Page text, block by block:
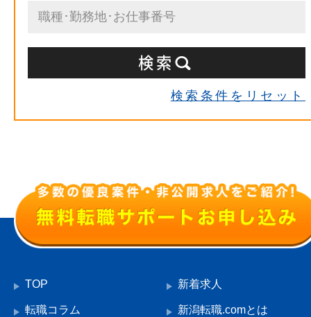
検索条件をリセット
TOP 新着求人
転職コラム 新潟転職.comとは